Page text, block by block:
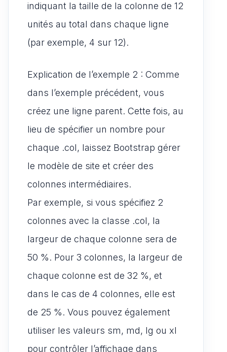
indiquant la taille de la colonne de 12
unités au total dans chaque ligne
(par exemple, 4 sur 12).
Explication de l’exemple 2 : Comme
dans l’exemple précédent, vous
créez une ligne parent. Cette fois, au
lieu de spécifier un nombre pour
chaque .col, laissez Bootstrap gérer
le modèle de site et créer des
colonnes intermédiaires.
Par exemple, si vous spécifiez 2
colonnes avec la classe .col, la
largeur de chaque colonne sera de
50 %. Pour 3 colonnes, la largeur de
chaque colonne est de 32 %, et
dans le cas de 4 colonnes, elle est
de 25 %. Vous pouvez également
utiliser les valeurs sm, md, lg ou xl
pour contrôler l’affichage dans